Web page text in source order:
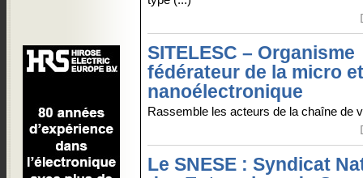
SITELESC – Organisme
fédérateur de la micro et
nanoélectronique
Rassemble les acteurs de la chaîne de
Le SNESE : Syndicat